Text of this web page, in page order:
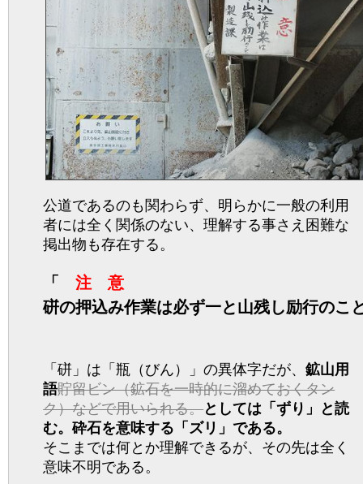
公道であるのも関わらず、明らかに一般の利用
者には全く関係のない、理解する事さえ困難な
掲出物も存在する。
「
注 意
硑の押込み作業は必ず一と山残し励行のこ
「硑」は「瓶（びん）」の異体字だが、鉱山用
語貯留ビン（鉱石を一時的に溜めておくタン
ク）などで用いられる。としては「ずり」と読
む。砕石を意味する「ズリ」である。
そこまでは何とか理解できるが、その先は全く
意味不明である。